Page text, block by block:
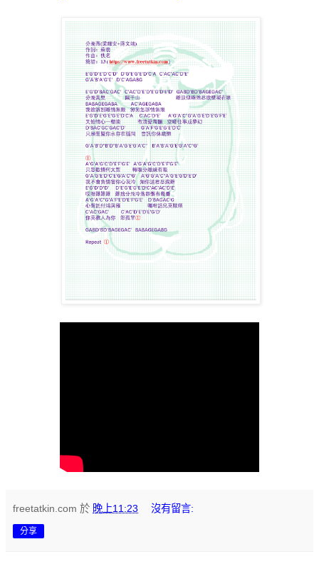
freetatkin.com 於 晚上11:23 沒有留言:
分享